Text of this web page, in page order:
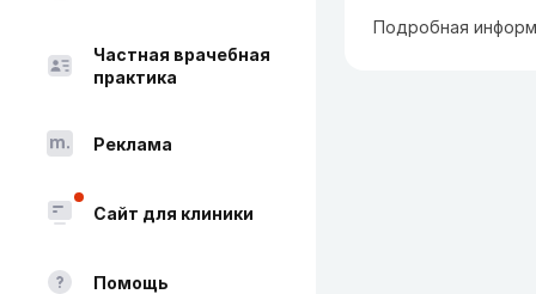
Частная врачебная
практика
Реклама
Сайт для клиники
Помощь
Подробная